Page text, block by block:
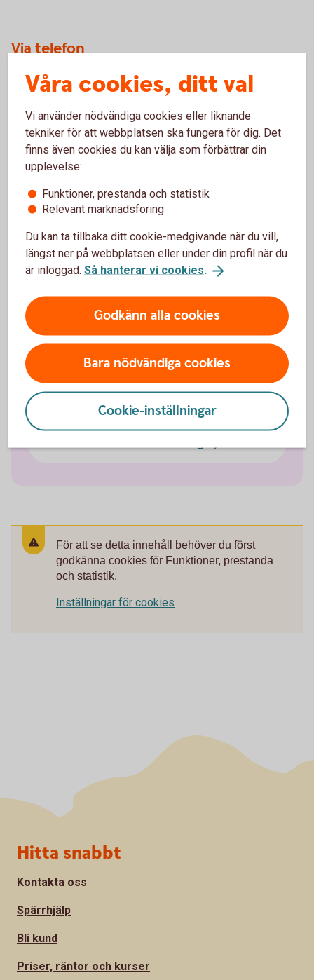
Via telefon
Vi hjälper dig gärna att teckna försäkringen över telefon.
Ring 0430-735 00.
Skaffa försäkring via Kundcenter
Fordonsförsäkringar
Bilförsäkring
Husvagnsförsäkring
Släpvagnsförsäkring
För att se detta innehåll behöver du först
godkänna cookies för Funktioner, prestanda
och statistik.
Inställningar för cookies
Våra cookies, ditt val
Vi använder nödvändiga cookies eller liknande
tekniker för att webbplatsen ska fungera för dig. Det
finns även cookies du kan välja som förbättrar din
upplevelse:
Funktioner, prestanda och statistik
Relevant marknadsföring
Du kan ta tillbaka ditt cookie-medgivande när du vill,
längst ner på webbplatsen eller under din profil när du
är inloggad. Så hanterar vi cookies.
Godkänn alla cookies
Bara nödvändiga cookies
Cookie-inställningar
Sidfot
Hitta snabbt
Kontakta oss
Spärrhjälp
Bli kund
Priser, räntor och kurser